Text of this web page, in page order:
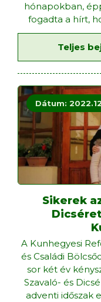
hónapokban,
fogadta a hírt,
Teljes
Dátum:
Sikerek
A Kunhegyesi
és Családi
sor két év
Szavaló- és
adventi időszak